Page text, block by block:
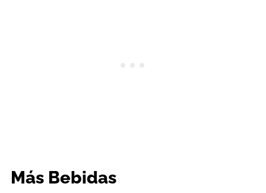
Más Bebidas